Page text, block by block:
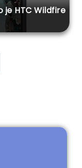
je HTC Wildfire